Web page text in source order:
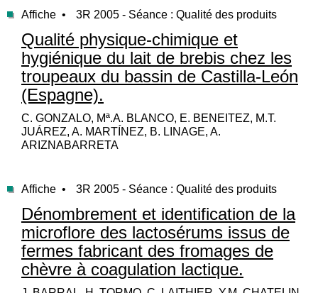
Affiche • 3R 2005 - Séance : Qualité des produits
Qualité physique-chimique et
hygiénique du lait de brebis chez les
troupeaux du bassin de Castilla-León
(Espagne).
C. GONZALO, Mª.A. BLANCO, E. BENEITEZ, M.T.
JUÁREZ, A. MARTÍNEZ, B. LINAGE, A.
ARIZNABARRETA
Affiche • 3R 2005 - Séance : Qualité des produits
Dénombrement et identification de la
microflore des lactosérums issus de
fermes fabricant des fromages de
chèvre à coagulation lactique.